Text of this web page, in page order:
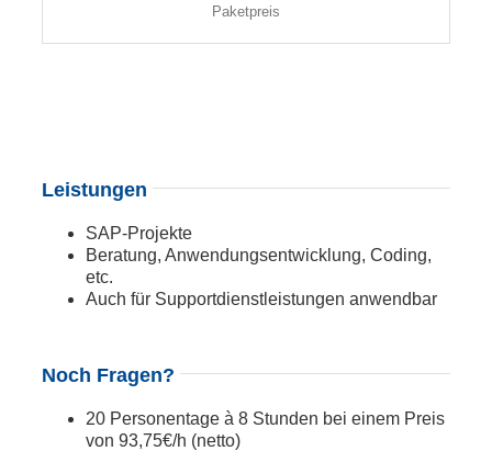
Paketpreis
Leistungen
SAP-Projekte
Beratung, Anwendungsentwicklung, Coding,
etc.
Auch für Supportdienstleistungen anwendbar
Noch Fragen?
20 Personentage à 8 Stunden bei einem Preis
von 93,75€/h (netto)